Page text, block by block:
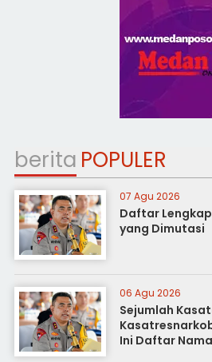
berita POPULER
07 Agu 2026
Daftar
yang Dimutasi
06 Agu 2026
Sejumlah
Ini Daftar